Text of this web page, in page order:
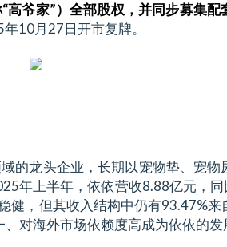
爷家”）全部股权，并同步募集配
10月27日开市复牌。
的龙头企业，长期以宠物垫、宠物
年上半年，依依营收8.88亿元，
健，但其收入结构中仍有93.47%
对海外市场依赖度高成为依依的发